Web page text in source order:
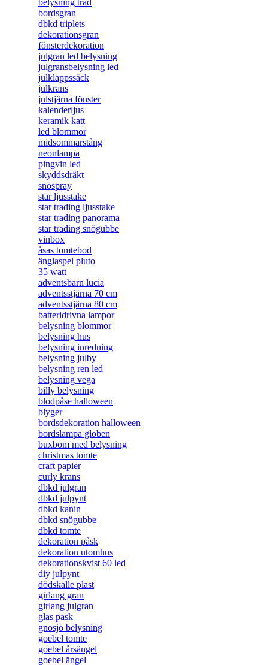
bordsgran
dbkd triplets
dekorationsgran
fönsterdekoration
julgran led belysning
julgransbelysning led
julklappssäck
julkrans
julstjärna fönster
kalenderljus
keramik katt
led blommor
midsommarstång
neonlampa
pingvin led
skyddsdräkt
snöspray
star ljusstake
star trading ljusstake
star trading panorama
star trading snögubbe
vinbox
åsas tomtebod
änglaspel pluto
35 watt
adventsbarn lucia
adventsstjärna 70 cm
adventsstjärna 80 cm
batteridrivna lampor
belysning blommor
belysning hus
belysning inredning
belysning julby
belysning ren led
belysning vega
billy belysning
blodpåse halloween
blyger
bordsdekoration halloween
bordslampa globen
buxbom med belysning
christmas tomte
craft papier
curly krans
dbkd julgran
dbkd julpynt
dbkd kanin
dbkd snögubbe
dbkd tomte
dekoration påsk
dekoration utomhus
dekorationskvist 60 led
diy julpynt
dödskalle plast
girlang gran
girlang julgran
glas pask
gnosjö belysning
goebel tomte
goebel årsängel
goebel ängel